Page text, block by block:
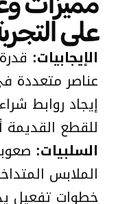
على
الإيجابيات:
عناصر متعددة
إيجاد روابط
للقطع القديمة
السلبيات:
الملابس
خطوات تفعيل